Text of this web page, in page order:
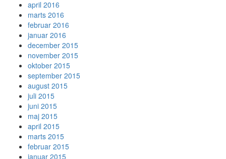
april 2016
marts 2016
februar 2016
januar 2016
december 2015
november 2015
oktober 2015
september 2015
august 2015
juli 2015
juni 2015
maj 2015
april 2015
marts 2015
februar 2015
januar 2015